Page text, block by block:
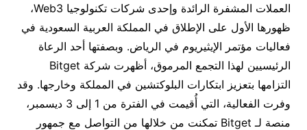
العملات المشفرة الرائدة وإحدى شركات تكنولوجيا Web3،
ظهورها الأول على الإطلاق في المملكة العربية السعودية في
فعاليات مؤتمر الإيثيريوم في الرياض. وبصفتها أحد الرعاة
الرئيسيين لهذا التجمع المرموق، أظهرت شركة Bitget
التزامها بتعزيز ابتكارات البلوكتشين في المملكة وخارجها. وقد
وفرت الفعالية، التي أُقيمت في الفترة من 1 إلى 3 ديسمبر،
منصة لـ Bitget تمكنت من خلالها من التواصل مع جمهور